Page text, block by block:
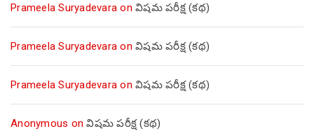
Prameela Suryadevara on విషమ పరీక్ష (క‌థ‌)
Prameela Suryadevara on విషమ పరీక్ష (క‌థ‌)
Prameela Suryadevara on విషమ పరీక్ష (క‌థ‌)
Anonymous onవిషమ పరీక్ష (క‌థ‌)